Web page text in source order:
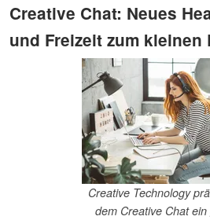
Creative Chat: Neues
und Freizeit zum kleinen
Creative Technology
dem Creative Chat